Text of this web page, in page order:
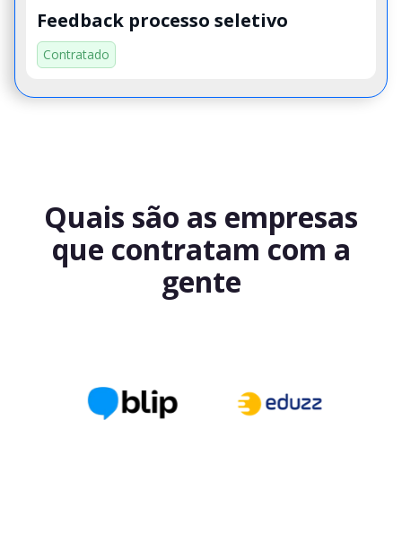
Feedback processo seletivo
Contratado
Quais são as empresas
que contratam com a
gente